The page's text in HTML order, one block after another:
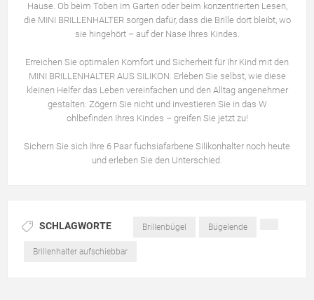
Hause. Ob beim Toben im Garten oder beim konzentrierten Lesen,
die MINI BRILLENHALTER sorgen dafür, dass die Brille dort bleibt, wo
sie hingehört – auf der Nase Ihres Kindes.
Erreichen Sie optimalen Komfort und Sicherheit für Ihr Kind mit den
MINI BRILLENHALTER AUS SILIKON. Erleben Sie selbst, wie diese
kleinen Helfer das Leben vereinfachen und den Alltag angenehmer
gestalten. Zögern Sie nicht und investieren Sie in das W
ohlbefinden Ihres Kindes – greifen Sie jetzt zu!
Sichern Sie sich Ihre 6 Paar fuchsiafarbene Silikonhalter noch heute
und erleben Sie den Unterschied.
SCHLAGWORTE Brillenbügel Bügelende
Brillenhalter aufschiebbar